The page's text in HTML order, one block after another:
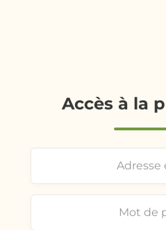
Accès à la